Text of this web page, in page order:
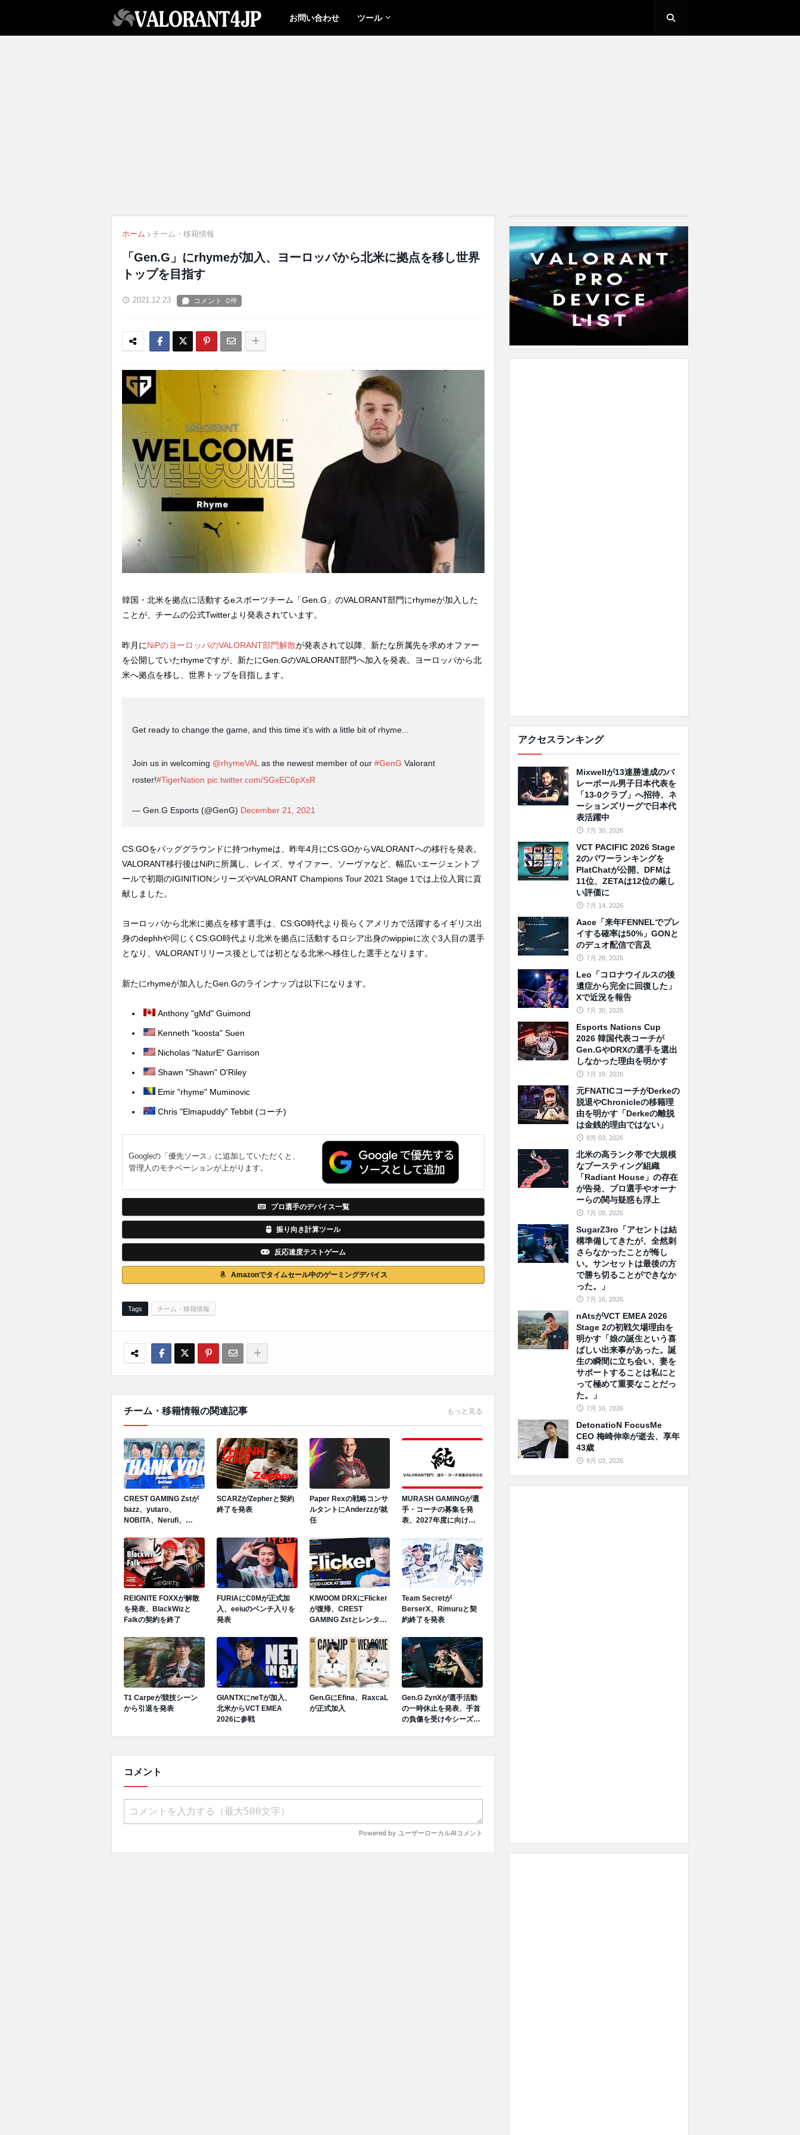
お問い合わせ ツール
ホーム チーム・移籍情報
「Gen.G」にrhymeが加入、ヨーロッパから北米に拠点を移し世界
トップを目指す
2021.12.23
韓国・北米を拠点に活動するeスポーツチーム「Gen.G」のVALORANT部門にrhymeが加入した
ことが、チームの公式Twitterより発表されています。
昨月にNiPのヨーロッパのVALORANT部門解散が発表されて以降、新たな所属先を求めオファー
を公開していたrhymeですが、新たにGen.GのVALORANT部門へ加入を発表。ヨーロッパから北
米へ拠点を移し、世界トップを目指します。
Get ready to change the game, and this time it's with a little bit of rhyme...
Join us in welcoming @rhymeVAL as the newest member of our #GenG Valorant
roster!#TigerNation pic.twitter.com/SGxEC6pXsR
— Gen.G Esports (@GenG) December 21, 2021
CS:GOをバッググラウンドに持つrhymeは、昨年4月にCS:GOからVALORANTへの移行を発表。
VALORANT移行後はNiPに所属し、レイズ、サイファー、ソーヴァなど、幅広いエージェントプ
ールで初期のIGINITIONシリーズやVALORANT Champions Tour 2021 Stage 1では上位入賞に貢
献しました。
ヨーロッパから北米に拠点を移す選手は、CS:GO時代より長らくアメリカで活躍するイギリス出
身のdephhや同じくCS:GO時代より北米を拠点に活動するロシア出身のwippieに次ぐ3人目の選手
となり、VALORANTリリース後としては初となる北米へ移住した選手となります。
新たにrhymeが加入したGen.Gのラインナップは以下になります。
Anthony "gMd" Guimond
Kenneth "koosta" Suen
Nicholas "NaturE" Garrison
Shawn "Shawn" O'Riley
Emir "rhyme" Muminovic
Chris "Elmapuddy" Tebbit (コーチ)
Googleの「優先ソース」に追加していただくと、
管理人のモチベーションが上がります。
プロ選手のデバイス一覧
振り向き計算ツール
反応速度テストゲーム
Amazonでタイムセール中のゲーミングデバイス
Tags チーム・移籍情報
チーム・移籍情報の関連記事 もっと見る
CREST GAMING Zstが
bazz、yutaro、
NOBITA、Nerufi、
SCARZがZepherと契約
終了を発表
Paper Rexの戦略コンサ
ルタントにAnderzzが就
任
MURASH GAMINGが選
手・コーチの募集を発
表、2027年度に向けロ
REIGNITE FOXXが解散
を発表、BlackWizと
Falkの契約を終了
FURIAにC0Mが正式加
入、eeiuのベンチ入りを
発表
KIWOOM DRXにFlicker
が復帰、CREST
GAMING Zstとレンタル
Team Secretが
BerserX、Rimuruと契
約終了を発表
T1 Carpeが競技シーン
から引退を発表
GIANTXにneTが加入、
北米からVCT EMEA
2026に参戦
Gen.GにEfina、RaxcaL
が正式加入
Gen.G ZynXが選手活動
の一時休止を発表、手首
の負傷を受け今シーズン
コメント
アクセスランキング
Mixwellが13連勝達成のバ
レーボール男子日本代表を
「13-0クラブ」へ招待、ネ
ーションズリーグで日本代
表活躍中
7月 30, 2026
VCT PACIFIC 2026 Stage
2のパワーランキングを
PlatChatが公開、DFMは
11位、ZETAは12位の厳し
い評価に
7月 14, 2026
Aace「来年FENNELでプレ
イする確率は50%」GONと
のデュオ配信で言及
7月 28, 2026
Leo「コロナウイルスの後
遺症から完全に回復した」
Xで近況を報告
7月 30, 2026
Esports Nations Cup
2026 韓国代表コーチが
Gen.GやDRXの選手を選出
しなかった理由を明かす
7月 19, 2026
元FNATICコーチがDerkeの
脱退やChronicleの移籍理
由を明かす「Derkeの離脱
は金銭的理由ではない」
8月 03, 2026
北米の高ランク帯で大規模
なブースティング組織
「Radiant House」の存在
が告発、プロ選手やオーナ
ーらの関与疑惑も浮上
7月 08, 2026
SugarZ3ro「アセントは結
構準備してきたが、全然刺
さらなかったことが悔し
い。サンセットは最後の方
で勝ち切ることができなか
った。」
7月 16, 2026
nAtsがVCT EMEA 2026
Stage 2の初戦欠場理由を
明かす「娘の誕生という喜
ばしい出来事があった。誕
生の瞬間に立ち会い、妻を
サポートすることは私にと
って極めて重要なことだっ
た。」
7月 16, 2026
DetonatioN FocusMe
CEO 梅崎伸幸が逝去、享年
43歳
8月 03, 2026